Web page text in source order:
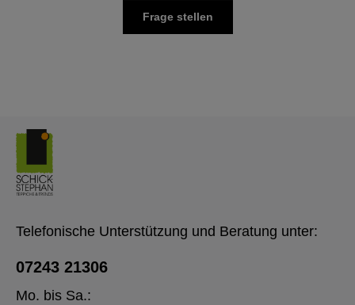
Frage stellen
Telefonische Unterstützung und Beratung unter:
07243 21306
Mo. bis Sa.: